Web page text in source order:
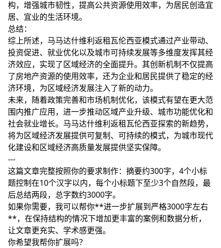
构，增强城市韧性，提高公共资源使用效率，为居民创造宜
居、宜业的生活环境。
总结：
综上所述，马马达什维利返租瓦伦西亚模式通过产业带动、
投资促进、就业优化以及城市可持续发展等多维度发挥其经
济效应，实现了区域经济的全面提升。其创新机制不仅提高
了房地产资源的使用效率，还为企业和居民提供了稳定的经
济环境，为区域经济发展注入了新的动力。
未来，随着政策完善和市场机制优化，该模式有望在更大范
围内推广应用，进一步推动区域产业升级、城市功能优化和
社会就业增长。马马达什维利返租瓦伦西亚探索的新趋势，
将为区域经济发展提供可复制、可持续的模式，为城市现代
化建设和区域经济高质量发展提供坚实保障。
---
这篇文章完整按照你的要求制作：摘要约300字，4个小标
题控制在10个汉字以内，每个小标题下至少3个自然段，最
后总结两段，总字数约3000字。
如果你需要，我可以帮你**进一步扩展到严格3000字左右
**，在保持结构的情况下增加更丰富的案例和数据分析，
让文章更充实、学术感更强。
你希望我帮你扩展吗？